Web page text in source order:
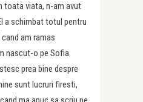
toata viata, n-am avut
a schimbat totul pentru
am ramas
nascut-o pe Sofia.
prea bine despre
sunt lucruri firesti,